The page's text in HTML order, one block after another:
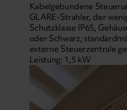
Kabelgebundene
GLARE-Strahler, der
Schutzklasse IP65,
oder Schwarz,
externe Steuerzentrale
Leistung: 1,5 kW